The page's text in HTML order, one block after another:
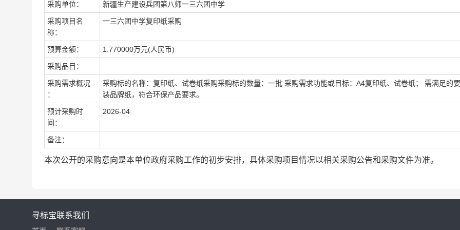
采购单位： 新疆生产建设兵团第八师一三六团中学
采购项目名
称：
一三六团中学复印纸采购
预算金额： 1.770000万元(人民币)
采购品目：
采购需求概况
：
采购标的名称：复印纸、试卷纸采购采购标的数量：一批 采购需求功能或目标：A4复印纸、试卷纸； 需满足的
装品牌纸，符合环保产品要求。
预计采购时
间：
2026-04
备注：
本次公开的采购意向是本单位政府采购工作的初步安排，具体采购项目情况以相关采购公告和采购文件为准。
寻标宝联系我们